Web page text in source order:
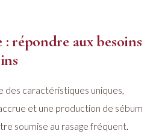
: répondre aux besoins
des caractéristiques uniques,
et une production de sébum
soumise au rasage fréquent.